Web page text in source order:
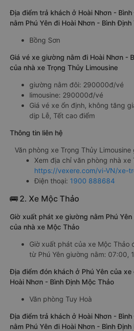
Địa điểm trả khách ở Hoài Nhơn -
nằm Phú Yên đi Hoài Nhơn - Bình
Bồng Sơn
Giá vé xe giường nằm đi Hoài Nhơn -
của nhà xe Trọng Thủy Limousine
giường nằm đôi: 290000đ/vé
limousine: 290000đ/vé
Giá vé xe ổn định, không tăng
dịp Lễ, Tết cao điểm
Thông tin liên hệ
Văn phòng xe Trọng Thủy Limousine
Xem địa chỉ văn phòng nhà xe
https://vexere.com/vi-VN/xe-
Điện thoại: 1900 888684
🚌 2. Xe Mộc Thảo
Giờ xuất phát xe giường nằm Phú
của nhà xe Mộc Thảo
Giờ xuất phát của xe Mộc Thảo
từ Phú Yên giường nằm: 07:00,
Địa điểm đón khách ở Phú Yên của
Hoài Nhơn - Bình Định Mộc Thảo
Văn phòng Tuy Hoà
Địa điểm trả khách ở Hoài Nhơn -
nằm Phú Yên đi Hoài Nhơn - Bình